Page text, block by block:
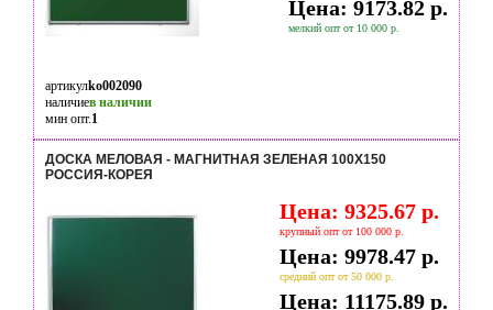
Цена: 9173.82 р.
мелкий опт от 10 000 р.
артикулko002090
наличиев наличии
мин опт.1
ДОСКА МЕЛОВАЯ - МАГНИТНАЯ ЗЕЛЕНАЯ 100Х150
РОССИЯ-КОРЕЯ
Цена: 9325.67 р.
крупный опт от 100 000 р.
Цена: 9978.47 р.
средний опт от 50 000 р.
Цена: 11175.89 р.